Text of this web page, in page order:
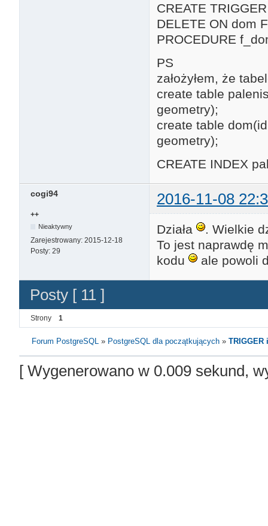
CREATE
DELETE ON dom
PROCEDURE
PS
założyłem, że
create table
geometry);
create table
geometry);
CREATE INDEX
cogi94 2016-11-08
++
Nieaktywny
Zarejestrowany: 2015-12-18
Posty: 29
Działa
. Wielkie
To jest naprawdę
kodu
ale powoli
Posty [ 11 ]
Strony 1
Forum PostgreSQL » PostgreSQL dla początkujących » TRIGGER
[ Wygenerowano w 0.009 sekund,